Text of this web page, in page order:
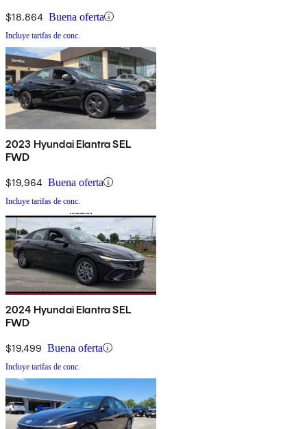
$18,864 Buena oferta
Incluye tarifas de conc.
2023 Hyundai Elantra SEL
FWD
$19,964 Buena oferta
Incluye tarifas de conc.
2024 Hyundai Elantra SEL
FWD
$19,499 Buena oferta
Incluye tarifas de conc.